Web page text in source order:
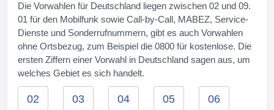
Die Vorwahlen für Deutschland liegen zwischen 02 und 09.
01 für den Mobilfunk sowie Call-by-Call, MABEZ, Service-
Dienste und Sonderrufnummern, gibt es auch Vorwahlen
ohne Ortsbezug, zum Beispiel die 0800 für kostenlose. Die
ersten Ziffern einer Vorwahl in Deutschland sagen aus, um
welches Gebiet es sich handelt.
02 03 04 05 06